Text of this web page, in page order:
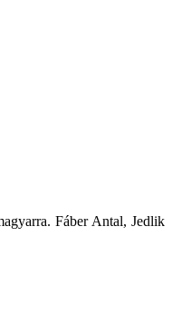
Fáber Antal, Jedlik